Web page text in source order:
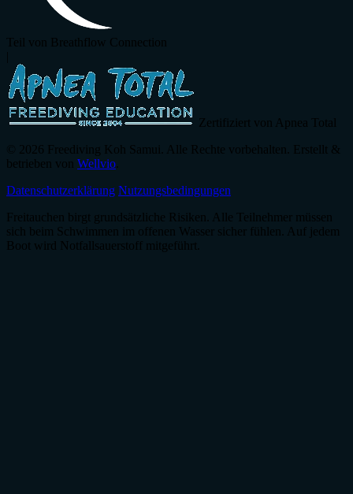
Teil von Breathflow Connection
Zertifiziert von Apnea Total
© 2026 Freediving Koh Samui. Alle Rechte vorbehalten. Erstellt &
betrieben von Wellvio
Datenschutzerklärung Nutzungsbedingungen
Freitauchen birgt grundsätzliche Risiken. Alle Teilnehmer müssen
sich beim Schwimmen im offenen Wasser sicher fühlen. Auf jedem
Boot wird Notfallsauerstoff mitgeführt.